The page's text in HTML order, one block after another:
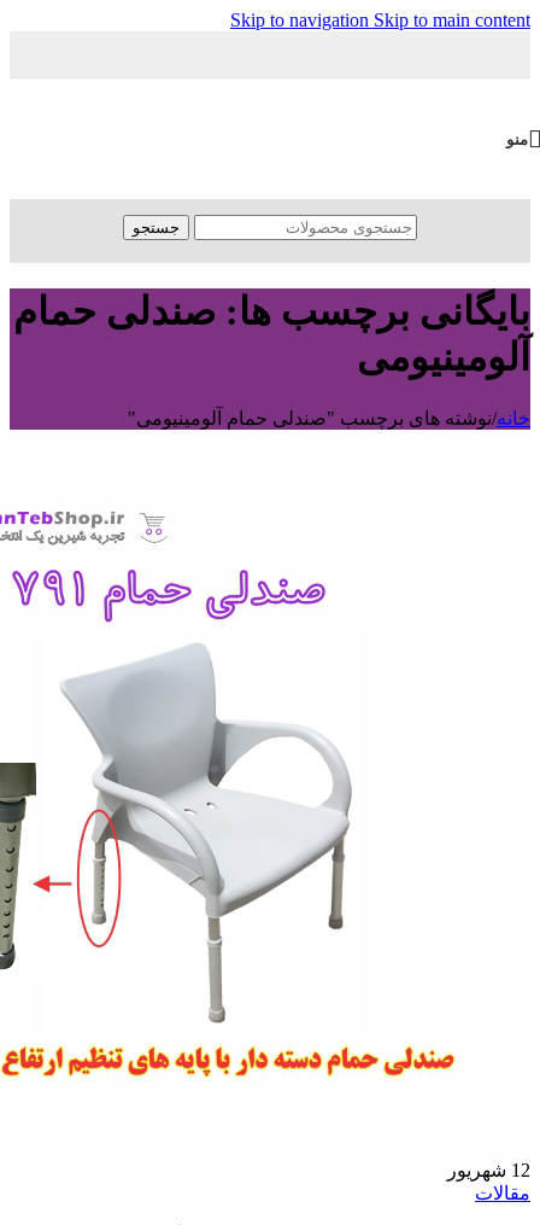
Skip to navigation Skip to main content
منو
جستجو
بایگانی برچسب ها: صندلی حمام
آلومینیومی
خانه/نوشته های برچسب "صندلی حمام آلومینیومی"
12 شهریور
مقالات